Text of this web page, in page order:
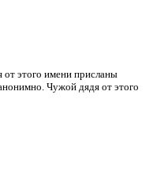
этого имени присланы
Чужой дядя от этого